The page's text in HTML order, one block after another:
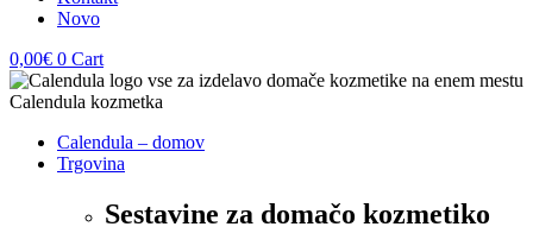
Novo
0,00€ 0 Cart
Calendula – domov
Trgovina
Sestavine za domačo kozmetiko